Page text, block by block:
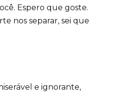
Espero que goste.
nos separar, sei que
e ignorante,